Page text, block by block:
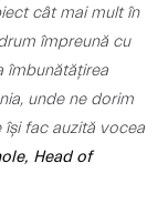
cât mai mult în
împreună cu
îmbunătățirea
unde ne dorim
fac auzită vocea
Head of